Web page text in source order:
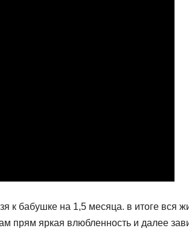
к бабушке на 1,5 месяца. в итоге вся
прям яркая влюбленность и далее